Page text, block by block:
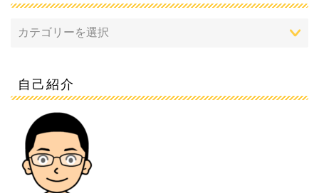
自己紹介